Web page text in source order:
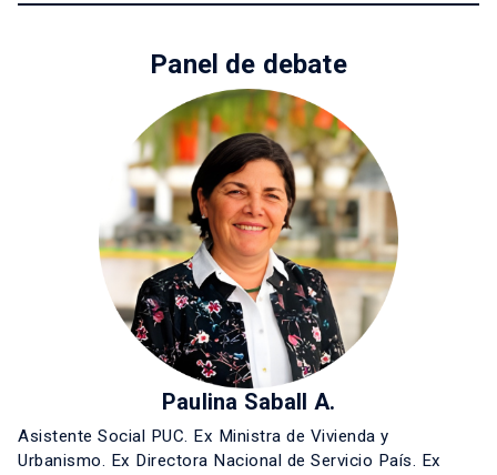
Panel de debate
Paulina Saball A.
Asistente Social PUC. Ex Ministra de Vivienda y
Urbanismo. Ex Directora Nacional de Servicio País. Ex